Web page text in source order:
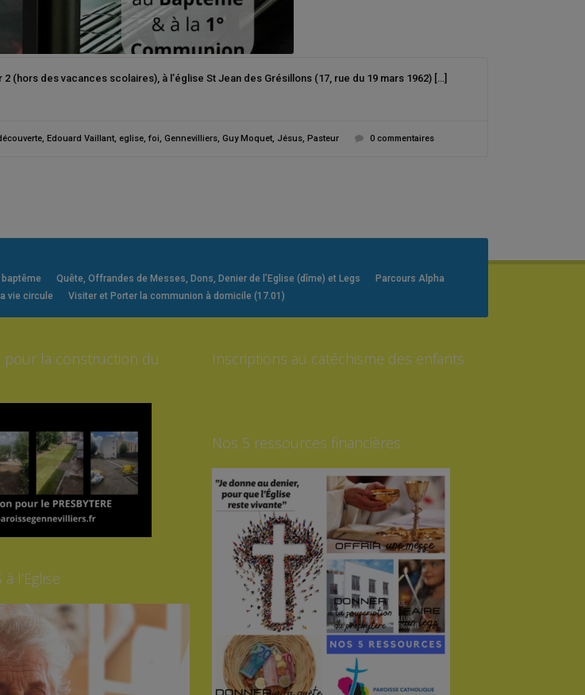
(hors des vacances scolaires), à l’église St Jean des Grésillons (17, rue du 19 mars 1962) […]
, Edouard Vaillant, eglise, foi, Gennevilliers, Guy Moquet, Jésus, Pasteur 0 commentaires
baptême Quête, Offrandes de Messes, Dons, Denier de l’Eglise (dîme) et Legs
Parcours Alpha
vie circule Visiter et Porter la communion à domicile (17.01)
pour la construction du
l’Eglise
Inscriptions au catéchisme des enfants
Nos 5 ressources financières